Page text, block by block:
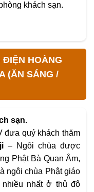
khách sạn.
ĐIỆN HOÀNG
(ĂN SÁNG /
sạn.
đưa quý khách thăm
– Ngôi chùa được
Phật Bà Quan Âm,
ngôi chùa Phật giáo
nhất ở thủ đô